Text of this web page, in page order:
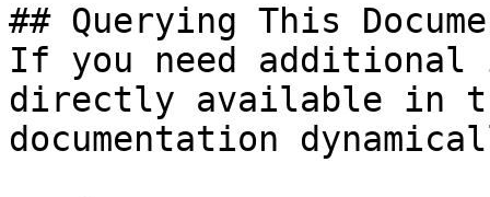
## Querying This
If you need
directly available in
documentation